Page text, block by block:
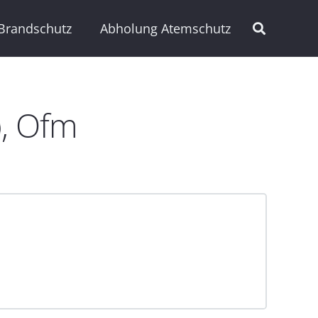
Abholung Atemschutz
Ofm